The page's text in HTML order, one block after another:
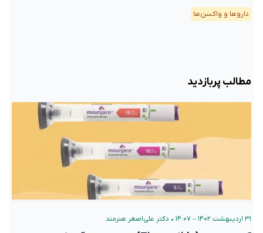
دارو‌ها و واکسن‌ها
مطالب پربازدید
۳۱ اردیبهشت ۱۴۰۲ – ۱۴:۰۷ • دکتر علی‌اصغر هنرمند